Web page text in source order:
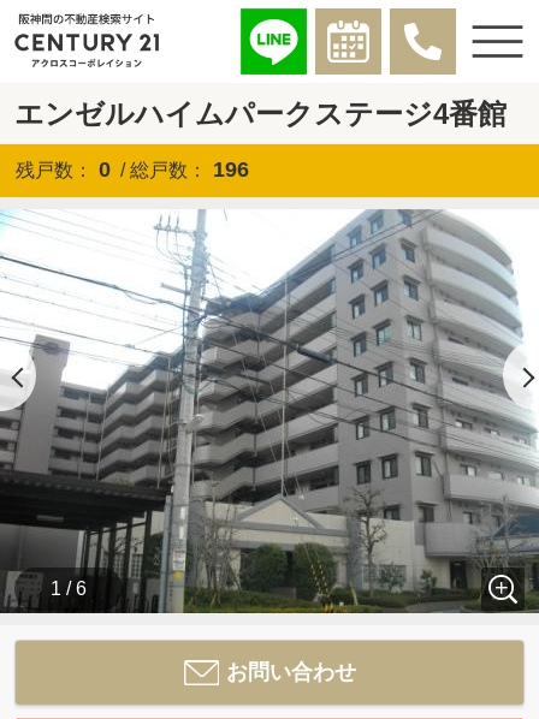
エンゼルハイムパークステージ4番館
残戸数： 0 / 総戸数： 196
1 / 6
お問い合わせ